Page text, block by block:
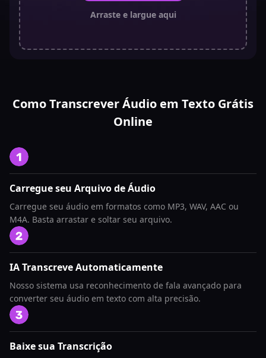
Arraste e largue aqui
Como Transcrever Áudio em Texto Grátis
Online
Carregue seu Arquivo de Áudio
Carregue seu áudio em formatos como MP3, WAV, AAC ou
M4A. Basta arrastar e soltar seu arquivo.
IA Transcreve Automaticamente
Nosso sistema usa reconhecimento de fala avançado para
converter seu áudio em texto com alta precisão.
Baixe sua Transcrição